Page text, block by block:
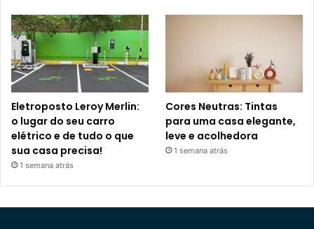
Eletroposto Leroy Merlin:
o lugar do seu carro
elétrico e de tudo o que
sua casa precisa!
1 semana atrás
Cores Neutras: Tintas
para uma casa elegante,
leve e acolhedora
1 semana atrás